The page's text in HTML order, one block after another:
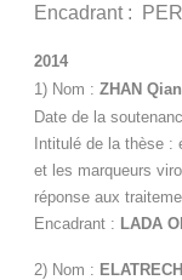
Encadrant :
2014
1) Nom : ZHAN Qian
Date de la
Intitulé de la thèse :
et les marqueurs
réponse aux
Encadrant : LADA
2) Nom :